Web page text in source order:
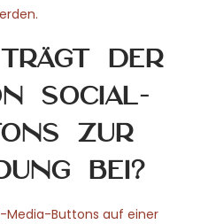
trägt der
Social-
zur
bei?
Media-Buttons auf einer